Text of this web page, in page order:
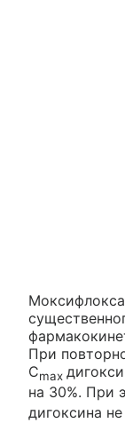
При
Cmax
на 30%. При
дигоксина